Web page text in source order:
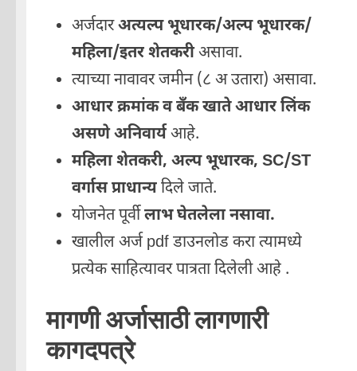
अर्जदारअत्यल्प भूधारक/अल्प भूधारक/
महिला/इतर शेतकरीअसावा.
त्याच्या नावावर जमीन (८ अ उतारा) असावा.
आधार क्रमांक व बँक खाते आधार लिंक
असणे अनिवार्यआहे.
महिला शेतकरी, अल्प भूधारक, SC/ST
वर्गास प्राधान्यदिले जाते.
योजनेत पूर्वीलाभ घेतलेला नसावा.
खालील अर्ज pdf डाउनलोड करा त्यामध्ये
प्रत्येक साहित्यावर पात्रता दिलेली आहे .
मागणी अर्जासाठी लागणारी
कागदपत्रे